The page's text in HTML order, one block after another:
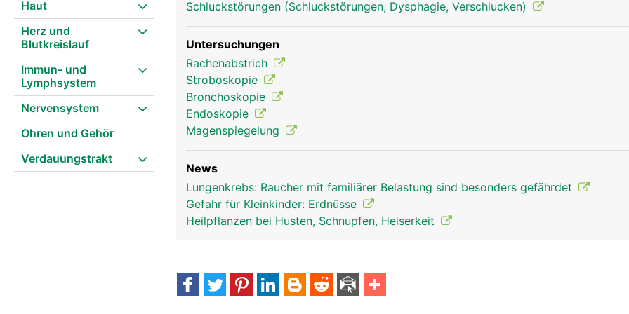
Haut
Herz und
Blutkreislauf
Immun- und
Lymphsystem
Nervensystem
Ohren und Gehör
Verdauungstrakt
Luftröhre Frau
Schluckstörungen (Schluckstörungen, Dysphagie, Verschlucken)
Untersuchungen
Rachenabstrich
Stroboskopie
Bronchoskopie
Endoskopie
Magenspiegelung
News
Lungenkrebs: Raucher mit familiärer Belastung sind besonders gefährdet
Gefahr für Kleinkinder: Erdnüsse
Heilpflanzen bei Husten, Schnupfen, Heiserkeit